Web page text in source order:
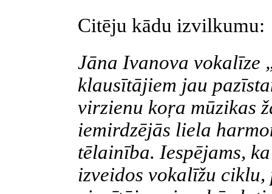
Citēju kādu izvilkumu:
Jāna Ivanova vokalīze
klausītājiem jau
virzienu koŗa mūzikas
iemirdzējās liela
tēlainība. Iespējams,
izveidos vokalīžu